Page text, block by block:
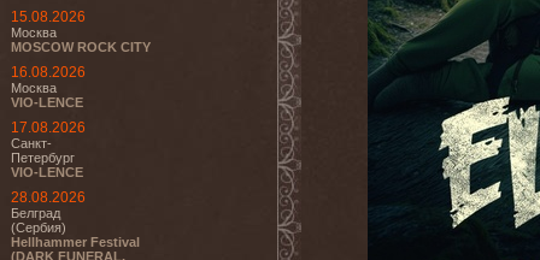
15.08.2026
Москва
MOSCOW ROCK CITY
16.08.2026
Москва
VIO-LENCE
17.08.2026
Санкт-
Петербург
VIO-LENCE
28.08.2026
Белград
(Сербия)
Hellhammer Festival
(DARK FUNERAL,